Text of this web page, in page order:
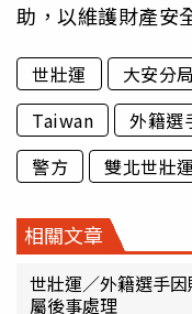
助，以維護財產安
世壯運 大安分局
Taiwan
外籍選
警方
雙北世壯運
相關文章
世壯運／外籍選手
屬後事處理